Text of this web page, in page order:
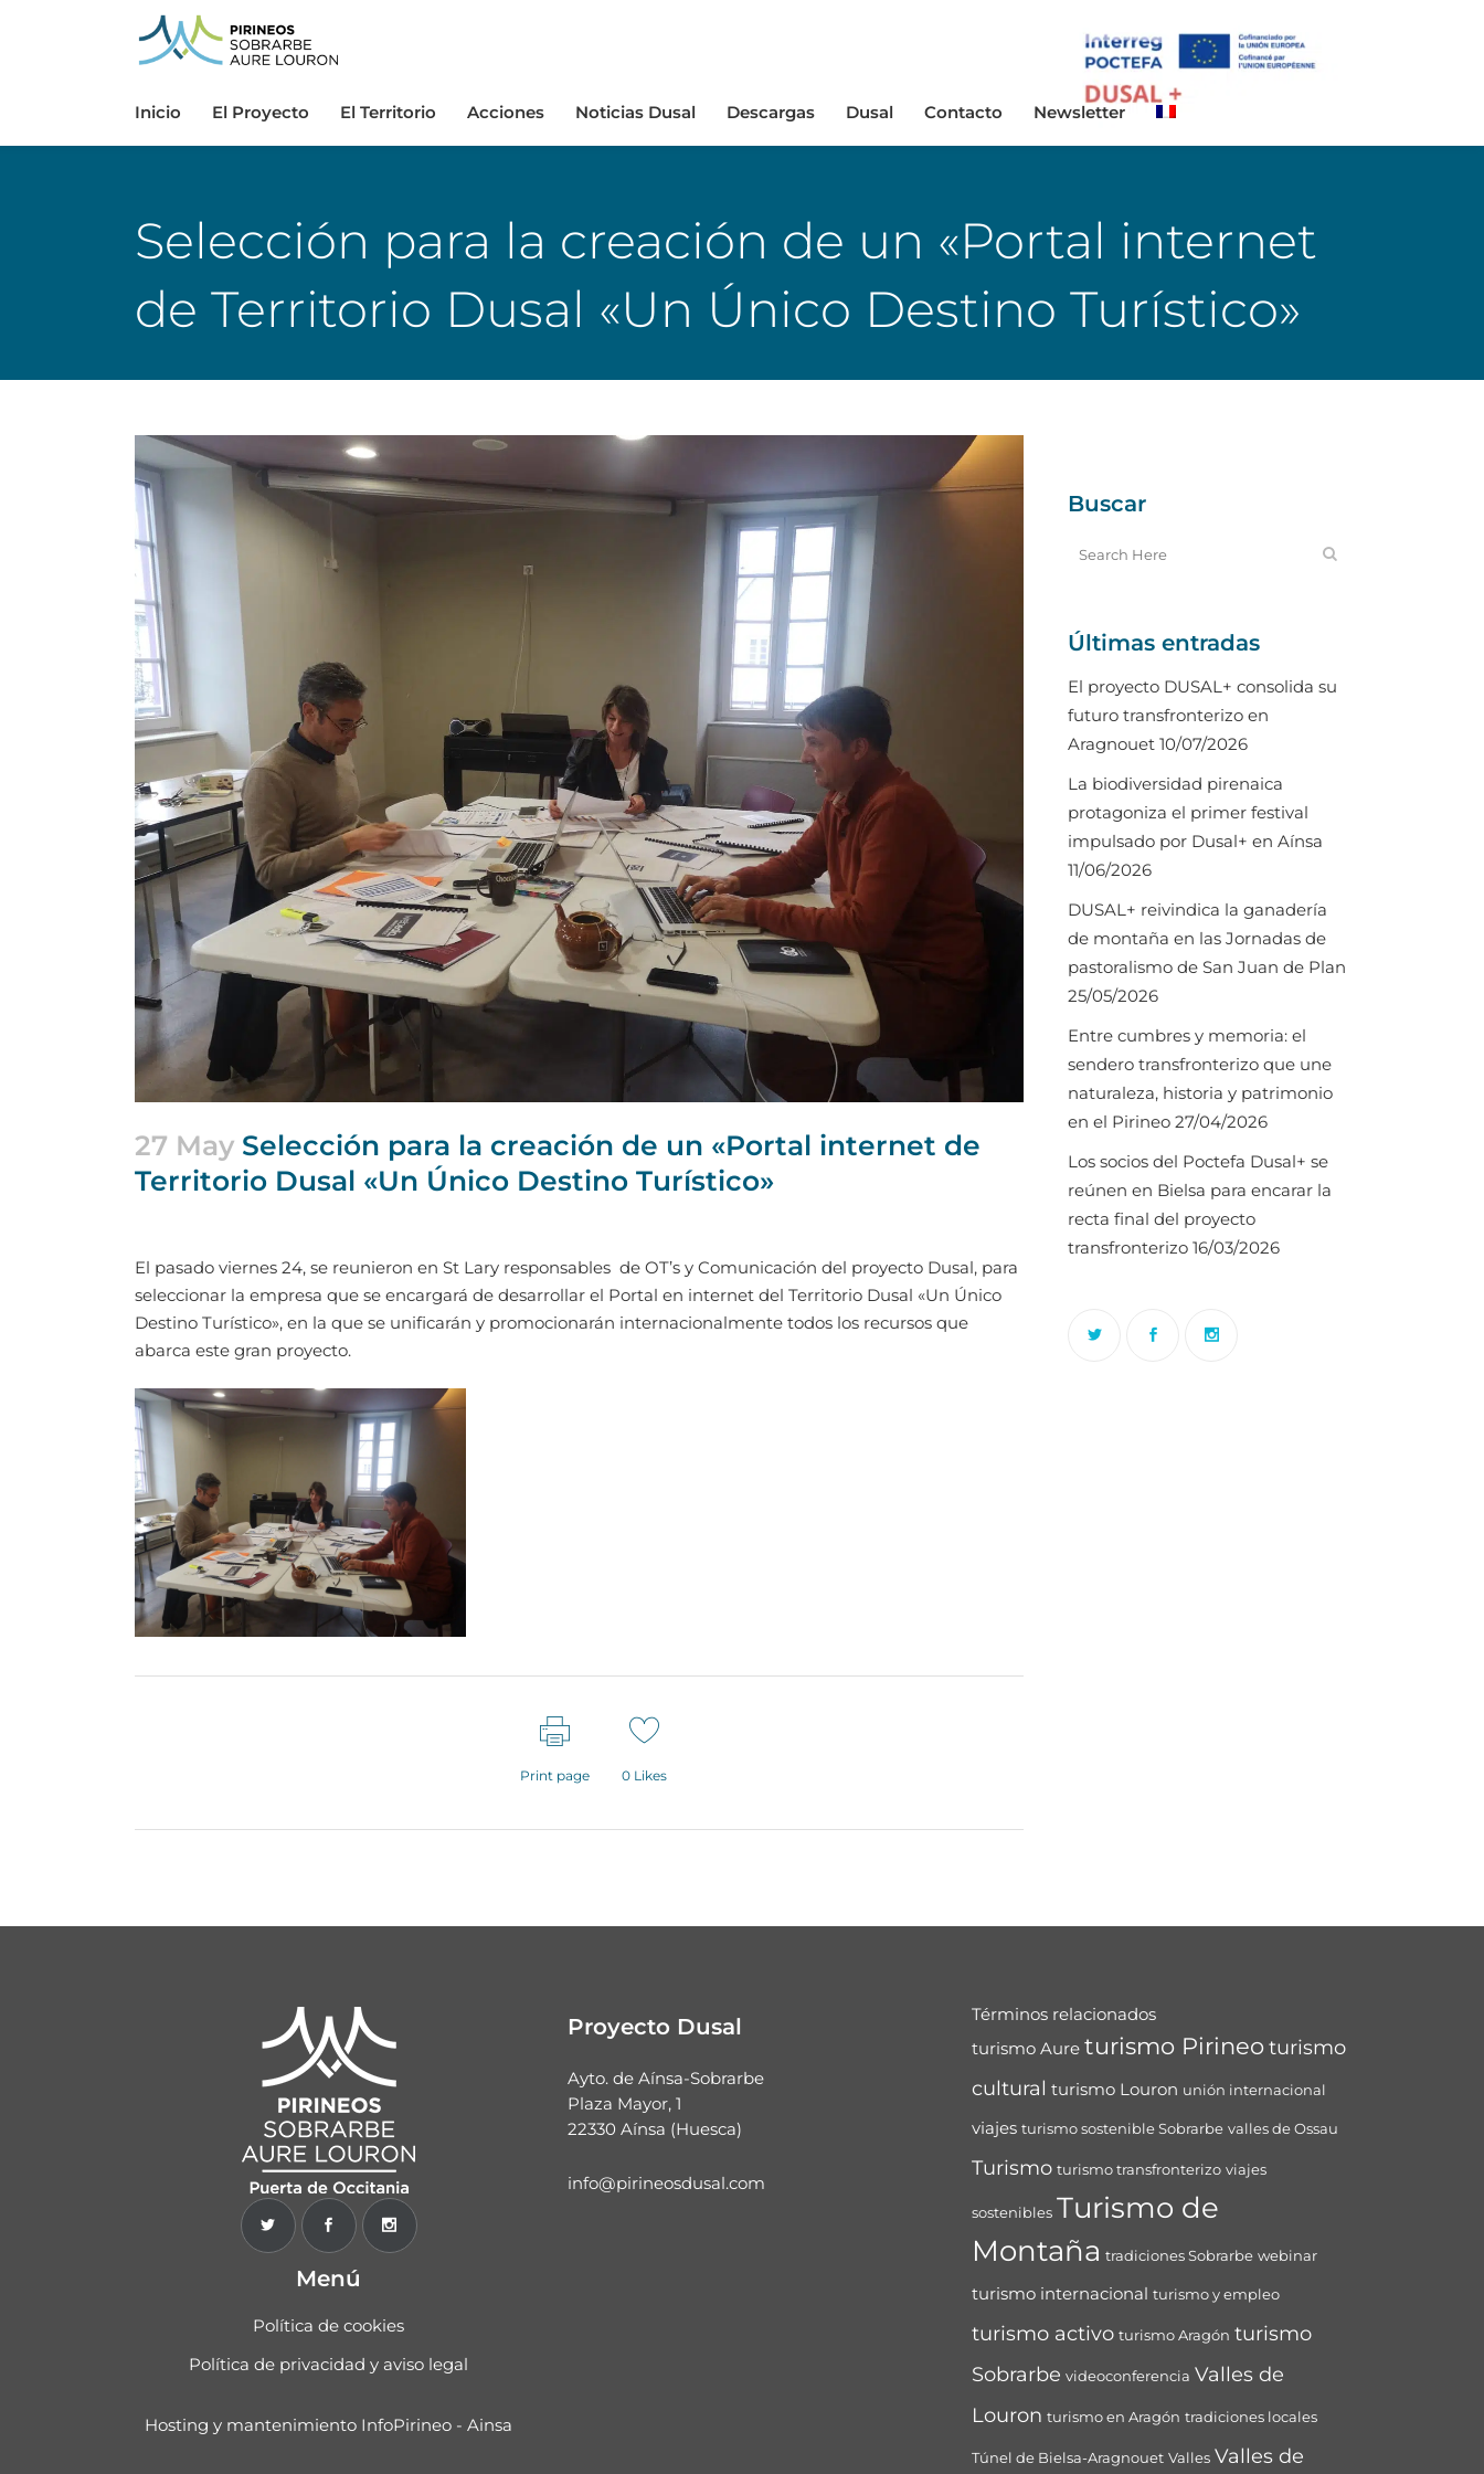
Inicio El Proyecto El Territorio Acciones Noticias Dusal Descargas Dusal Contacto Newsletter
Selección para la creación de un «Portal internet
de Territorio Dusal «Un Único Destino Turístico»
27 May Selección para la creación de un «Portal internet de
Territorio Dusal «Un Único Destino Turístico»
El pasado viernes 24, se reunieron en St Lary responsables de OT’s y Comunicación del proyecto Dusal, para
seleccionar la empresa que se encargará de desarrollar el Portal en internet del Territorio Dusal «Un Único
Destino Turístico», en la que se unificarán y promocionarán internacionalmente todos los recursos que
abarca este gran proyecto.
Print page 0Likes
Buscar
Últimas entradas
El proyecto DUSAL+ consolida su
futuro transfronterizo en
Aragnouet 10/07/2026
La biodiversidad pirenaica
protagoniza el primer festival
impulsado por Dusal+ en Aínsa
11/06/2026
DUSAL+ reivindica la ganadería
de montaña en las Jornadas de
pastoralismo de San Juan de Plan
25/05/2026
Entre cumbres y memoria: el
sendero transfronterizo que une
naturaleza, historia y patrimonio
en el Pirineo 27/04/2026
Los socios del Poctefa Dusal+ se
reúnen en Bielsa para encarar la
recta final del proyecto
transfronterizo 16/03/2026
Menú
Política de cookies
Política de privacidad y aviso legal
Hosting y mantenimiento InfoPirineo - Ainsa
Proyecto Dusal
Ayto. de Aínsa-Sobrarbe
Plaza Mayor, 1
22330 Aínsa (Huesca)
info@pirineosdusal.com
Términos relacionados
turismo Aure turismo Pirineoturismo
cultural turismo Louron unión internacional
viajes turismo sostenible Sobrarbe valles de Ossau
Turismo turismo transfronterizo viajes
sostenibles Turismo de
Montaña tradiciones Sobrarbe webinar
turismo internacional turismo y empleo
turismo activo turismo Aragón turismo
Sobrarbe videoconferencia Valles de
Louron turismo en Aragón tradiciones locales
Túnel de Bielsa-Aragnouet Valles Valles de